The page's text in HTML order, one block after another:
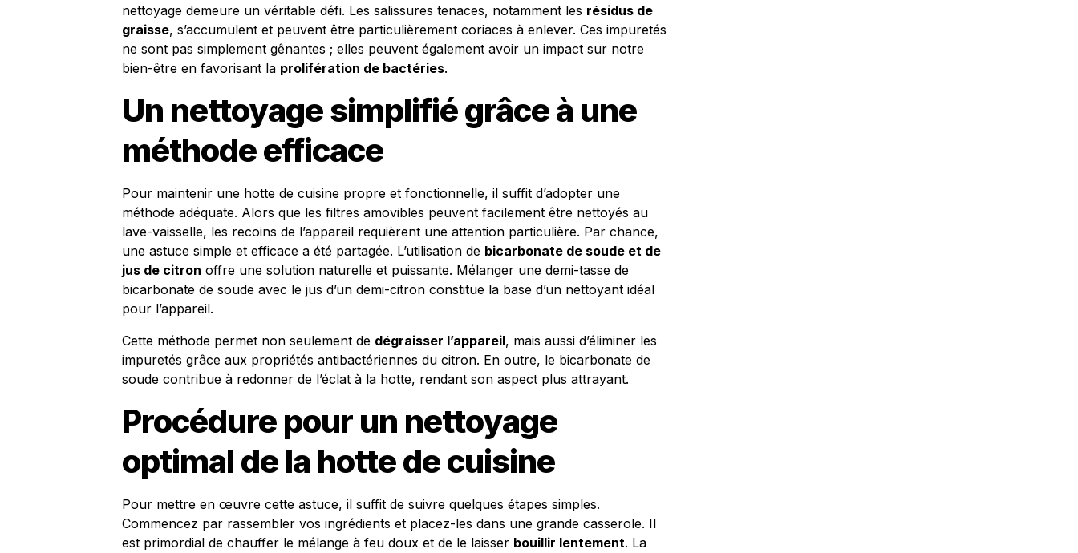
nettoyage demeure un véritable défi. Les salissures tenaces, notamment les résidus de
graisse, s’accumulent et peuvent être particulièrement coriaces à enlever. Ces impuretés
ne sont pas simplement gênantes ; elles peuvent également avoir un impact sur notre
bien-être en favorisant la prolifération de bactéries.
Un nettoyage simplifié grâce à une
méthode efficace
Pour maintenir une hotte de cuisine propre et fonctionnelle, il suffit d’adopter une
méthode adéquate. Alors que les filtres amovibles peuvent facilement être nettoyés au
lave-vaisselle, les recoins de l’appareil requièrent une attention particulière. Par chance,
une astuce simple et efficace a été partagée. L’utilisation de bicarbonate de soude et de
jus de citron offre une solution naturelle et puissante. Mélanger une demi-tasse de
bicarbonate de soude avec le jus d’un demi-citron constitue la base d’un nettoyant idéal
pour l’appareil.
Cette méthode permet non seulement de dégraisser l’appareil, mais aussi d’éliminer les
impuretés grâce aux propriétés antibactériennes du citron. En outre, le bicarbonate de
soude contribue à redonner de l’éclat à la hotte, rendant son aspect plus attrayant.
Procédure pour un nettoyage
optimal de la hotte de cuisine
Pour mettre en œuvre cette astuce, il suffit de suivre quelques étapes simples.
Commencez par rassembler vos ingrédients et placez-les dans une grande casserole. Il
est primordial de chauffer le mélange à feu doux et de le laisser bouillir lentement. La